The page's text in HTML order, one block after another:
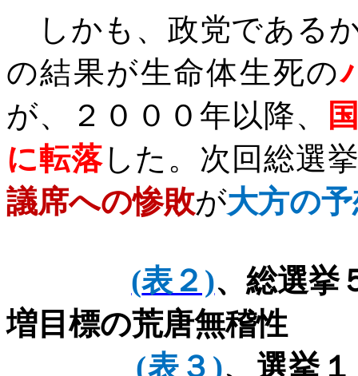
しかも、政党である
の結果が生命体生死の
が、２０００年以降、
に転落した。次回総選
議席への惨敗が大方の
(表２)、総選
増目標の荒唐無稽性
(表３)、選挙